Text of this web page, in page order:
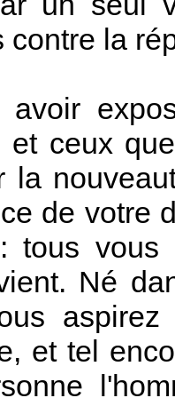
contre la
avoir
et ceux
la
de votre
tous vous
Né
et tel